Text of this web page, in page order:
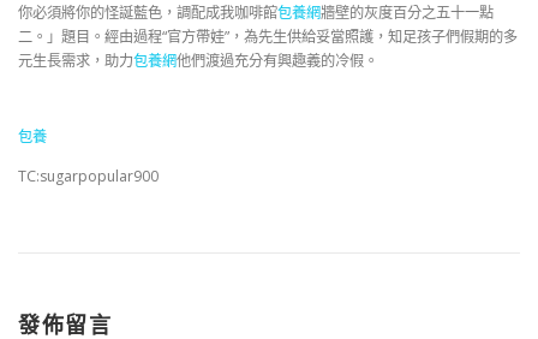
你必須將你的怪誕藍色，調配成我咖啡館包養網牆壁的灰度百分之五十一點
二。」題目。經由過程“官方帶娃”，為先生供給妥當照護，知足孩子們假期的多
元生長需求，助力包養網他們渡過充分有興趣義的冷假。
包養
TC:sugarpopular900
發佈留言